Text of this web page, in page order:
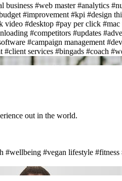
business #web master #analytics
#improvement #kpi #design
video #desktop #pay per click #mac
#competitors #updates
#campaign management
#client services #bingads #coach
out in the world.
#wellbeing #vegan lifestyle #fitness